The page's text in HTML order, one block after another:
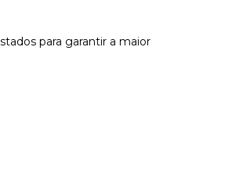
para garantir a maior